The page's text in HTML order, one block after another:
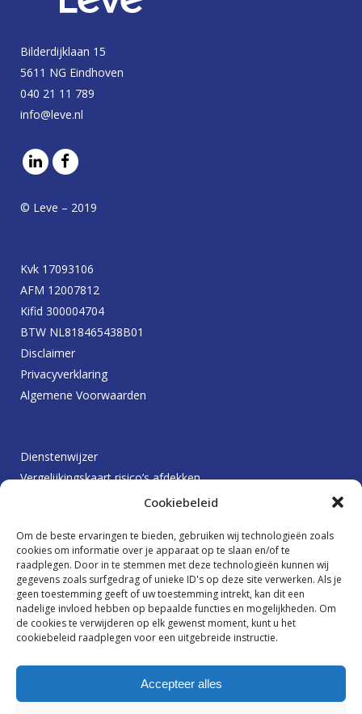
Cookiebeleid
Om de beste ervaringen te bieden, gebruiken wij technologieën zoals
cookies om informatie over je apparaat op te slaan en/of te
raadplegen. Door in te stemmen met deze technologieën kunnen wij
gegevens zoals surfgedrag of unieke ID's op deze site verwerken. Als je
geen toestemming geeft of uw toestemming intrekt, kan dit een
nadelige invloed hebben op bepaalde functies en mogelijkheden. Om
de cookies te verwijderen op elk gewenst moment, kunt u het
cookiebeleid raadplegen voor een uitgebreide instructie.
Accepteer alles
Bilderdijklaan 15
5611 NG Eindhoven
040 21 11 789
info@leve.nl
© Leve – 2019
Kvk 17093106
AFM 12007812
Kifid 300004704
BTW NL818465438B01
Disclaimer
Privacyverklaring
Algemene Voorwaarden
Dienstenwijzer
Vergelijkingskaart risico’s afdekken
Protocol betalingsachterstanden
Beloningsbeleid
Ik wil graag op de hoogte blijven